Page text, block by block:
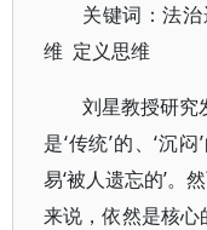
关键词：法
维 定义思维
刘星教授研究
是‘传统’的、‘沉
易‘被人遗忘的’。
来说，依然是核心